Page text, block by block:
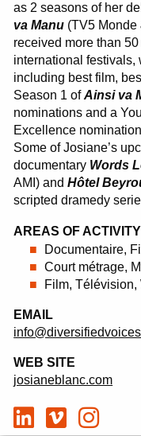
as 2 seasons of her
va Manu (TV5 Monde
received more than
international festivals,
including best film,
Season 1 ofAinsi va
nominations and a
Excellence
Some of Josiane’s
documentary Words
AMI) andHôtel
scripted dramedy
AREAS OF ACTIVITY
Documentaire,
Court métrage,
Film, Télévision,
EMAIL
WEB SITE
josianeblanc.com